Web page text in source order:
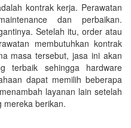
kontrak kerja. Perawatan
dan perbaikan.
Setelah itu, order atau
membutuhkan kontrak
masa tersebut, jasa ini akan
terbaik sehingga hardware
dapat memilih beberapa
layanan lain setelah
mereka berikan.